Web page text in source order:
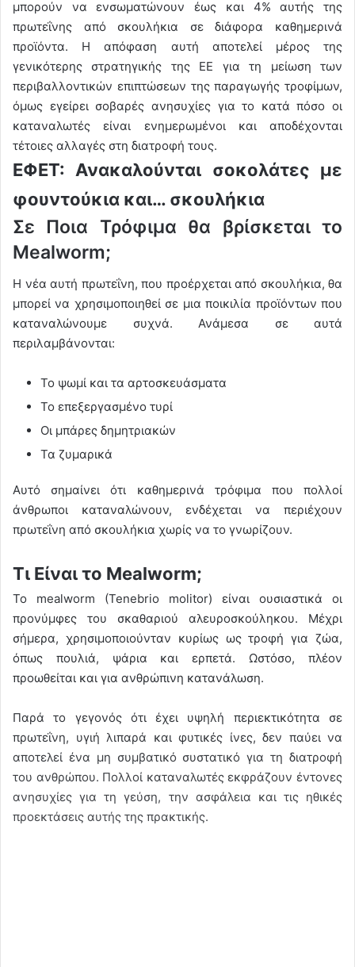
μπορούν να ενσωματώνουν έως και 4% αυτής της
πρωτεΐνης από σκουλήκια σε διάφορα καθημερινά
προϊόντα. Η απόφαση αυτή αποτελεί μέρος της
γενικότερης στρατηγικής της ΕΕ για τη μείωση των
περιβαλλοντικών επιπτώσεων της παραγωγής τροφίμων,
όμως εγείρει σοβαρές ανησυχίες για το κατά πόσο οι
καταναλωτές είναι ενημερωμένοι και αποδέχονται
τέτοιες αλλαγές στη διατροφή τους.
ΕΦΕΤ: Ανακαλούνται σοκολάτες με
φουντούκια και… σκουλήκια
Σε Ποια Τρόφιμα θα βρίσκεται το
Mealworm;
Η νέα αυτή πρωτεΐνη, που προέρχεται από σκουλήκια, θα
μπορεί να χρησιμοποιηθεί σε μια ποικιλία προϊόντων που
καταναλώνουμε συχνά. Ανάμεσα σε αυτά
περιλαμβάνονται:
Το ψωμί και τα αρτοσκευάσματα
Το επεξεργασμένο τυρί
Οι μπάρες δημητριακών
Τα ζυμαρικά
Αυτό σημαίνει ότι καθημερινά τρόφιμα που πολλοί
άνθρωποι καταναλώνουν, ενδέχεται να περιέχουν
πρωτεΐνη από σκουλήκια χωρίς να το γνωρίζουν.
Τι Είναι το Mealworm;
Το mealworm (Tenebrio molitor) είναι ουσιαστικά οι
προνύμφες του σκαθαριού αλευροσκούληκου. Μέχρι
σήμερα, χρησιμοποιούνταν κυρίως ως τροφή για ζώα,
όπως πουλιά, ψάρια και ερπετά. Ωστόσο, πλέον
προωθείται και για ανθρώπινη κατανάλωση.
Παρά το γεγονός ότι έχει υψηλή περιεκτικότητα σε
πρωτεΐνη, υγιή λιπαρά και φυτικές ίνες, δεν παύει να
αποτελεί ένα μη συμβατικό συστατικό για τη διατροφή
του ανθρώπου. Πολλοί καταναλωτές εκφράζουν έντονες
ανησυχίες για τη γεύση, την ασφάλεια και τις ηθικές
προεκτάσεις αυτής της πρακτικής.